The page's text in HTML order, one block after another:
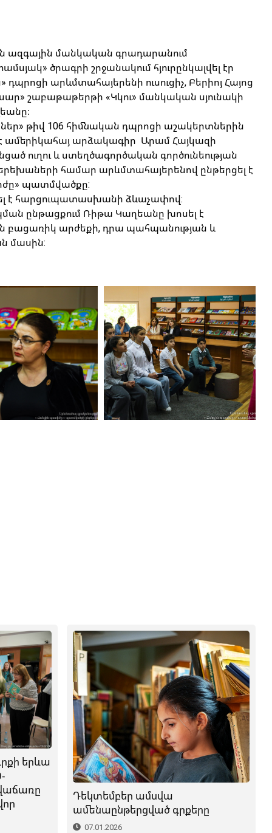
ազգային մանկական գրադարանում
ծրագրի շրջանակում հյուրընկալվել էր
դպրոցի արևմտահայերենի ուսուցիչ, Բերիոյ Հայոց
շաբաթաթերթի «Կկու» մանկական սյունակի
թիվ 106 հիմնական դպրոցի աշակերտներին
ամերիկահայ արձակագիր Արամ Հայկազի
ուղու և ստեղծագործական գործունեության
համար արևմտահայերենով ընթերցել է
պատմվածքը:
է հարցուպատասխանի ձևաչափով:
ընթացքում Ռիթա Կաղեանը խոսել է
բացառիկ արժեքի, դրա պահպանության և
մասին:
երևա
Դեկտեմբեր ամսվա
ամենաընթերցված գրքերը
07.01.2026